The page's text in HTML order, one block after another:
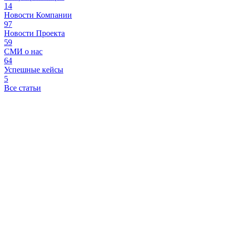
14
Новости Компании
97
Новости Проекта
59
СМИ о нас
64
Успешные кейсы
5
Все статьи